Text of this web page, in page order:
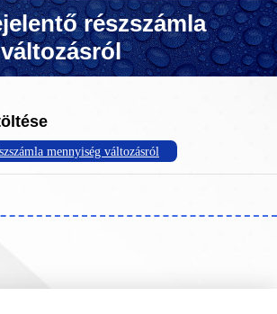
részszámla
mennyiség változásról